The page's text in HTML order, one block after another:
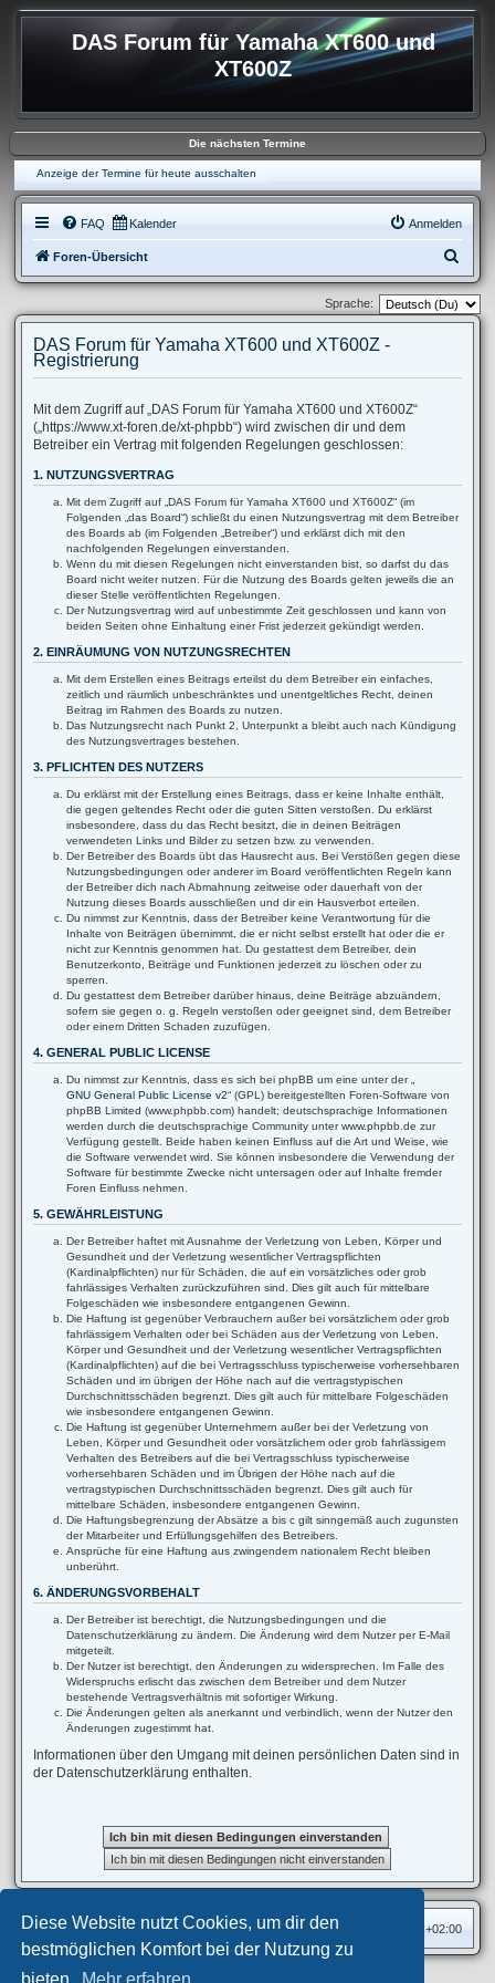
Diese Website nutzt Cookies, um dir den
bestmöglichen Komfort bei der Nutzung zu
DAS Forum für Yamaha XT600 und
XT600Z
Die nächsten Termine
Anzeige der Termine für heute ausschalten
FAQ Kalender Anmelden
Foren-Übersicht
u
c
Sprache:
DAS Forum für Yamaha XT600 und XT600Z -
Registrierung
Mit dem Zugriff auf „DAS Forum für Yamaha XT600 und XT600Z“
(„https://www.xt-foren.de/xt-phpbb“) wird zwischen dir und dem
Betreiber ein Vertrag mit folgenden Regelungen geschlossen:
1. NUTZUNGSVERTRAG
Mit dem Zugriff auf „DAS Forum für Yamaha XT600 und XT600Z“ (im
Folgenden „das Board“) schließt du einen Nutzungsvertrag mit dem Betreiber
des Boards ab (im Folgenden „Betreiber“) und erklärst dich mit den
nachfolgenden Regelungen einverstanden.
Wenn du mit diesen Regelungen nicht einverstanden bist, so darfst du das
Board nicht weiter nutzen. Für die Nutzung des Boards gelten jeweils die an
dieser Stelle veröffentlichten Regelungen.
Der Nutzungsvertrag wird auf unbestimmte Zeit geschlossen und kann von
beiden Seiten ohne Einhaltung einer Frist jederzeit gekündigt werden.
2. EINRÄUMUNG VON NUTZUNGSRECHTEN
Mit dem Erstellen eines Beitrags erteilst du dem Betreiber ein einfaches,
zeitlich und räumlich unbeschränktes und unentgeltliches Recht, deinen
Beitrag im Rahmen des Boards zu nutzen.
Das Nutzungsrecht nach Punkt 2, Unterpunkt a bleibt auch nach Kündigung
des Nutzungsvertrages bestehen.
3. PFLICHTEN DES NUTZERS
Du erklärst mit der Erstellung eines Beitrags, dass er keine Inhalte enthält,
die gegen geltendes Recht oder die guten Sitten verstoßen. Du erklärst
insbesondere, dass du das Recht besitzt, die in deinen Beiträgen
verwendeten Links und Bilder zu setzen bzw. zu verwenden.
Der Betreiber des Boards übt das Hausrecht aus. Bei Verstößen gegen diese
Nutzungsbedingungen oder anderer im Board veröffentlichten Regeln kann
der Betreiber dich nach Abmahnung zeitweise oder dauerhaft von der
Nutzung dieses Boards ausschließen und dir ein Hausverbot erteilen.
Du nimmst zur Kenntnis, dass der Betreiber keine Verantwortung für die
Inhalte von Beiträgen übernimmt, die er nicht selbst erstellt hat oder die er
nicht zur Kenntnis genommen hat. Du gestattest dem Betreiber, dein
Benutzerkonto, Beiträge und Funktionen jederzeit zu löschen oder zu
sperren.
Du gestattest dem Betreiber darüber hinaus, deine Beiträge abzuändern,
sofern sie gegen o. g. Regeln verstoßen oder geeignet sind, dem Betreiber
oder einem Dritten Schaden zuzufügen.
4. GENERAL PUBLIC LICENSE
Du nimmst zur Kenntnis, dass es sich bei phpBB um eine unter der „
GNU General Public License v2“ (GPL) bereitgestellten Foren-Software von
phpBB Limited (www.phpbb.com) handelt; deutschsprachige Informationen
werden durch die deutschsprachige Community unter www.phpbb.de zur
Verfügung gestellt. Beide haben keinen Einfluss auf die Art und Weise, wie
die Software verwendet wird. Sie können insbesondere die Verwendung der
Software für bestimmte Zwecke nicht untersagen oder auf Inhalte fremder
Foren Einfluss nehmen.
5. GEWÄHRLEISTUNG
Der Betreiber haftet mit Ausnahme der Verletzung von Leben, Körper und
Gesundheit und der Verletzung wesentlicher Vertragspflichten
(Kardinalpflichten) nur für Schäden, die auf ein vorsätzliches oder grob
fahrlässiges Verhalten zurückzuführen sind. Dies gilt auch für mittelbare
Folgeschäden wie insbesondere entgangenen Gewinn.
Die Haftung ist gegenüber Verbrauchern außer bei vorsätzlichem oder grob
fahrlässigem Verhalten oder bei Schäden aus der Verletzung von Leben,
Körper und Gesundheit und der Verletzung wesentlicher Vertragspflichten
(Kardinalpflichten) auf die bei Vertragsschluss typischerweise vorhersehbaren
Schäden und im übrigen der Höhe nach auf die vertragstypischen
Durchschnittsschäden begrenzt. Dies gilt auch für mittelbare Folgeschäden
wie insbesondere entgangenen Gewinn.
Die Haftung ist gegenüber Unternehmern außer bei der Verletzung von
Leben, Körper und Gesundheit oder vorsätzlichem oder grob fahrlässigem
Verhalten des Betreibers auf die bei Vertragsschluss typischerweise
vorhersehbaren Schäden und im Übrigen der Höhe nach auf die
vertragstypischen Durchschnittsschäden begrenzt. Dies gilt auch für
mittelbare Schäden, insbesondere entgangenen Gewinn.
Die Haftungsbegrenzung der Absätze a bis c gilt sinngemäß auch zugunsten
der Mitarbeiter und Erfüllungsgehilfen des Betreibers.
Ansprüche für eine Haftung aus zwingendem nationalem Recht bleiben
unberührt.
6. ÄNDERUNGSVORBEHALT
Der Betreiber ist berechtigt, die Nutzungsbedingungen und die
Datenschutzerklärung zu ändern. Die Änderung wird dem Nutzer per E-Mail
mitgeteilt.
Der Nutzer ist berechtigt, den Änderungen zu widersprechen. Im Falle des
Widerspruchs erlischt das zwischen dem Betreiber und dem Nutzer
bestehende Vertragsverhältnis mit sofortiger Wirkung.
Die Änderungen gelten als anerkannt und verbindlich, wenn der Nutzer den
Änderungen zugestimmt hat.
Informationen über den Umgang mit deinen persönlichen Daten sind in
der Datenschutzerklärung enthalten.
Foren-Übersicht Alle Zeiten sind UTC+02:00